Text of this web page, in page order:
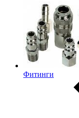
Фитинги